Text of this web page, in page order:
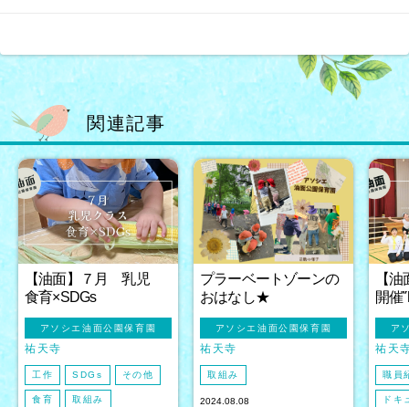
関連記事
【油面】７月 乳児
食育×SDGs
アソシエ油面公園保育園
祐天寺
工作 SDGs その他
食育 取組み
プラーベートゾーンの
おはなし★
アソシエ油面公園保育園
祐天寺
取組み
2024.08.08
【
開
ア
祐天
職員
ドキ